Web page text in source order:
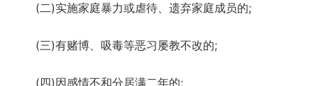
(二)实施家庭暴力或虐待、遗弃家庭成员的;
(三)有赌博、吸毒等恶习屡教不改的;
(四)因感情不和分居满二年的;